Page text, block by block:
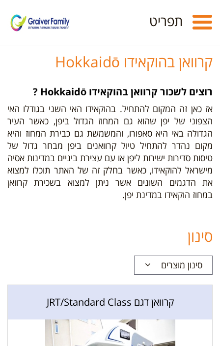
Toggle
navigation
תפריט
קרוואן בהוקאידו Hokkaidō
רוצים לשכור קרוואן בהוקאידו Hokkaidō ?
אז כאן זה המקום להתחיל. בהוקאידו האי השני בגודלו האי
הצפוני של יפן שהוא גם המחוז הגדול ביפן, כאשר העיר
הגדולה באי היא סאפורו, והמשמשת גם כבירת המחוז והיא
מקום נהדר להתחיל טיול קרוואנים ביפן מבחר גדול של
טיסות סדירות ישירות ליפן או עם עצירת ביניים במדינות אסיה
מישראל להוקאידו, כאשר בחלק זה של האתר תוכלו למצוא
את הדגמים השונים אשר ניתן למצוא בשכירת קרוואן
במחוז הוקאידו במדינת יפן.
סינון
סינון מוצרים
קרוואן דגם JRT/Standard Class